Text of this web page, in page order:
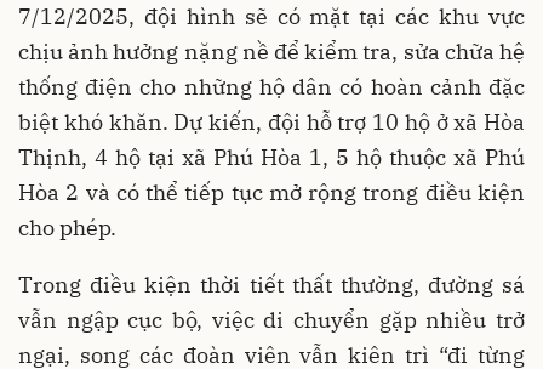
7/12/2025, đội hình sẽ có mặt tại các khu vực
chịu ảnh hưởng nặng nề để kiểm tra, sửa chữa hệ
thống điện cho những hộ dân có hoàn cảnh đặc
biệt khó khăn. Dự kiến, đội hỗ trợ 10 hộ ở xã Hòa
Thịnh, 4 hộ tại xã Phú Hòa 1, 5 hộ thuộc xã Phú
Hòa 2 và có thể tiếp tục mở rộng trong điều kiện
cho phép.
Trong điều kiện thời tiết thất thường, đường sá
vẫn ngập cục bộ, việc di chuyển gặp nhiều trở
ngại, song các đoàn viên vẫn kiên trì “đi từng